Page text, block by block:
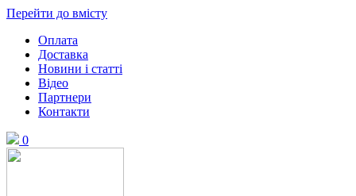
Перейти до вмісту
Оплата
Доставка
Новини і статті
Відео
Партнери
Контакти
0